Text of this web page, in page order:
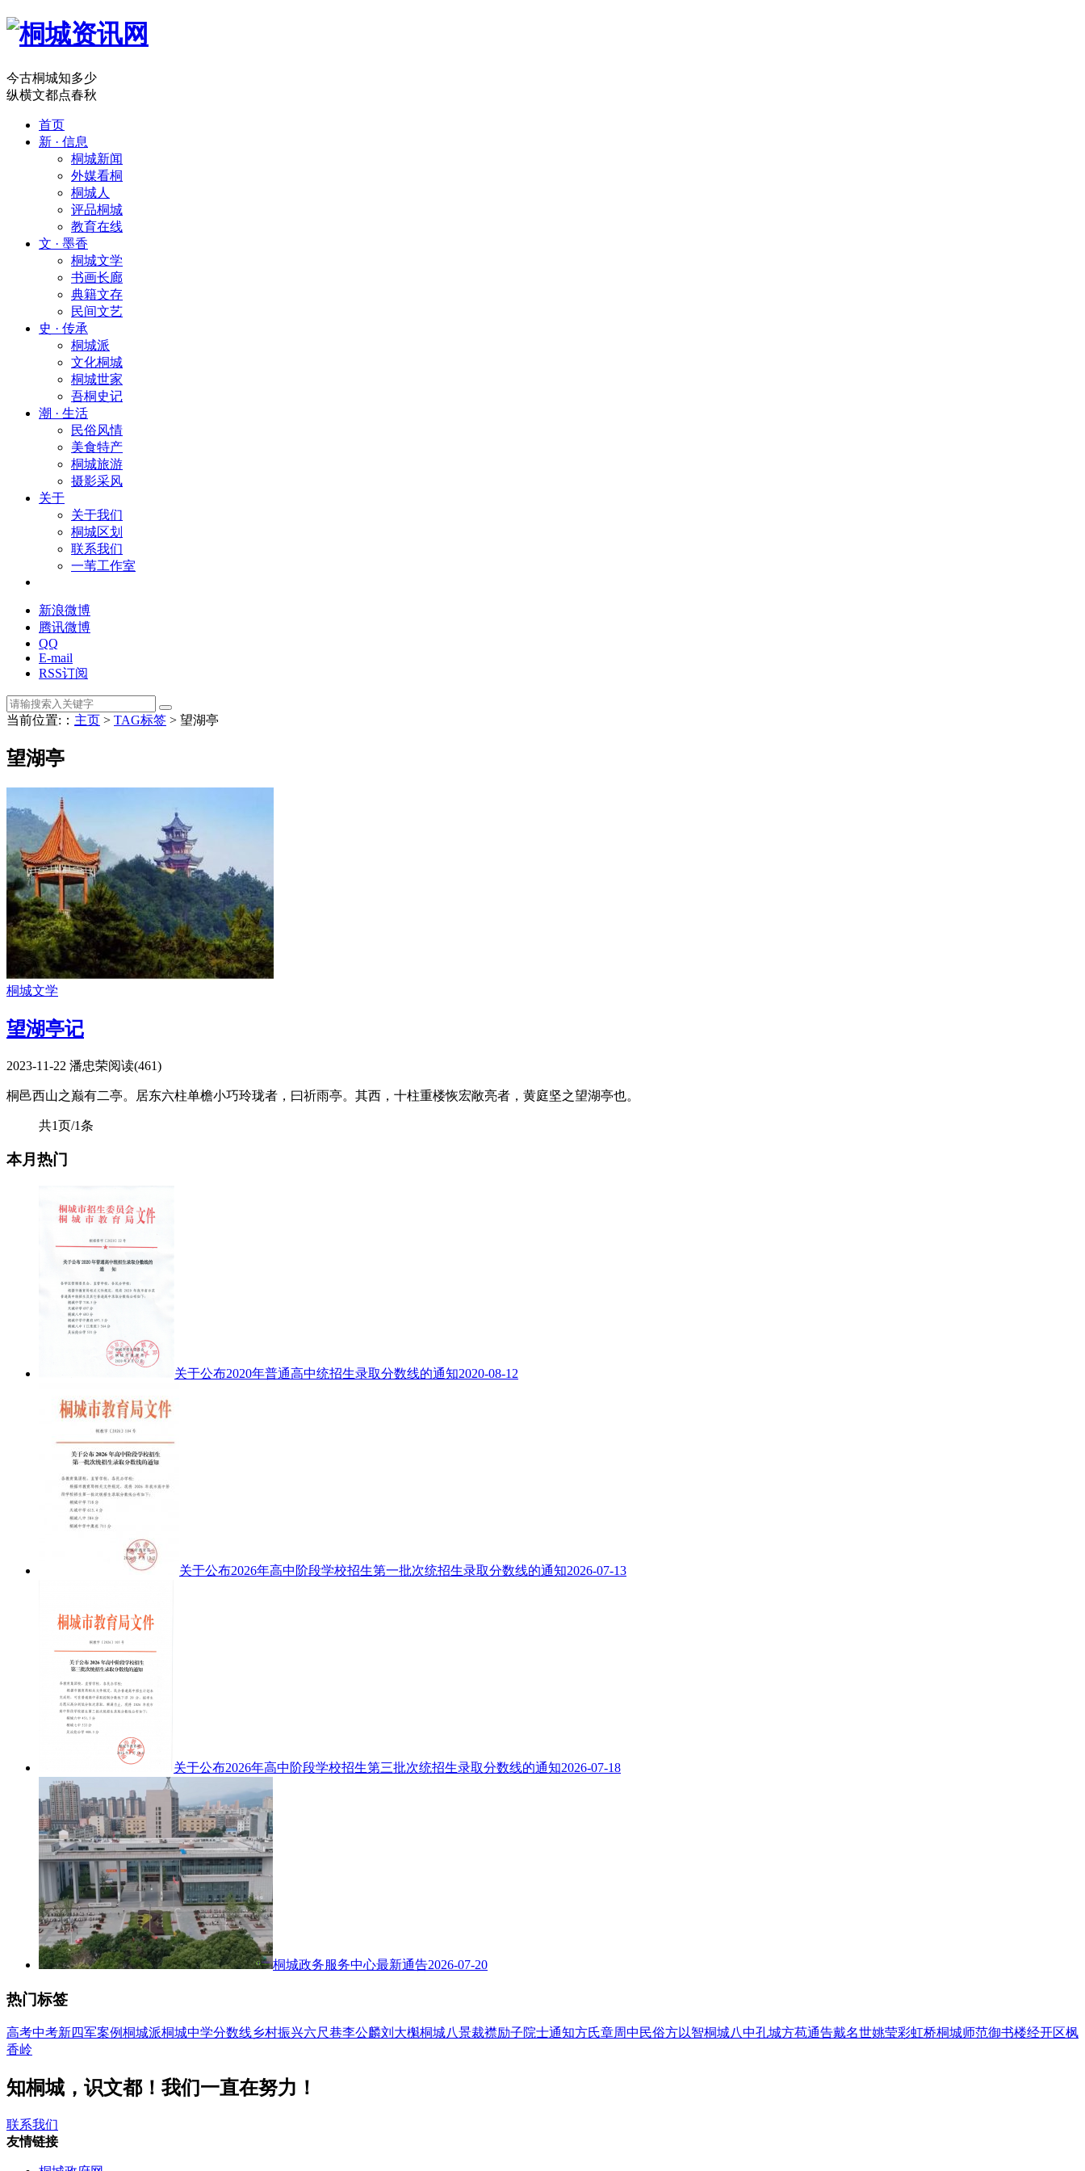
今古桐城知多少
纵横文都点春秋
首页
新 · 信息
桐城新闻
外媒看桐
桐城人
评品桐城
教育在线
文 · 墨香
桐城文学
书画长廊
典籍文存
民间文艺
史 · 传承
桐城派
文化桐城
桐城世家
吾桐史记
潮 · 生活
民俗风情
美食特产
桐城旅游
摄影采风
关于
关于我们
桐城区划
联系我们
一苇工作室
新浪微博
腾讯微博
QQ
E-mail
RSS订阅
当前位置:： 主页 > TAG标签 > 望湖亭
望湖亭
桐城文学
望湖亭记
2023-11-22 潘忠荣阅读(461)
桐邑西山之巅有二亭。居东六柱单檐小巧玲珑者，曰祈雨亭。其西，十柱重楼恢宏敞亮者，黄庭坚之望湖亭也。
共1页/1条
本月热门
关于公布2020年普通高中统招生录取分数线的通知2020-08-12
关于公布2026年高中阶段学校招生第一批次统招生录取分数线的通知2026-07-13
关于公布2026年高中阶段学校招生第三批次统招生录取分数线的通知2026-07-18
桐城政务服务中心最新通告2026-07-20
热门标签
高考中考新四军案例桐城派桐城中学分数线乡村振兴六尺巷李公麟刘大櫆桐城八景裁襟励子院士通知方氏章周中 民俗方以智桐城八中孔城方苞通告戴名世姚莹彩虹桥桐城师范御书楼经开区枫
香岭
知桐城，识文都！我们一直在努力！
联系我们
友情链接